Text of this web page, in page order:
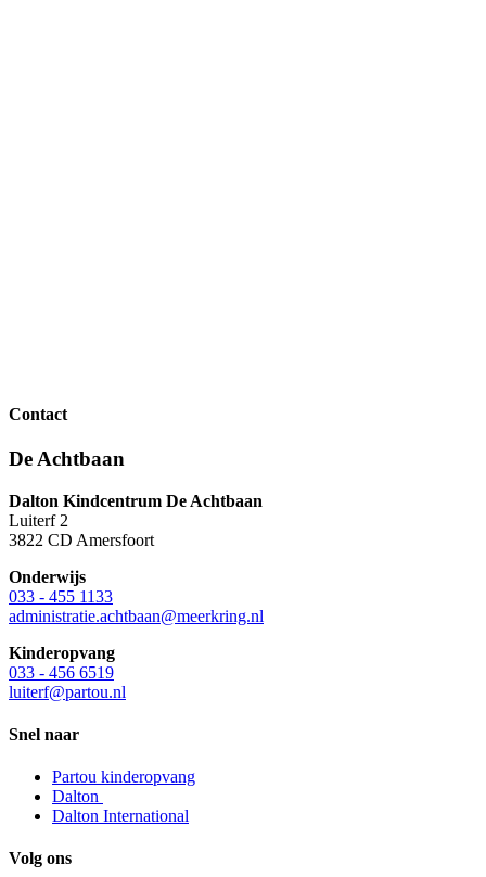
Contact
De Achtbaan
Dalton Kindcentrum De Achtbaan
Luiterf 2
3822 CD Amersfoort
Onderwijs
033 - 455 1133
administratie.achtbaan@meerkring.nl
Kinderopvang
033 - 456 6519
luiterf@partou.nl
Snel naar
Partou kinderopvang
Dalton
Dalton International
Volg ons